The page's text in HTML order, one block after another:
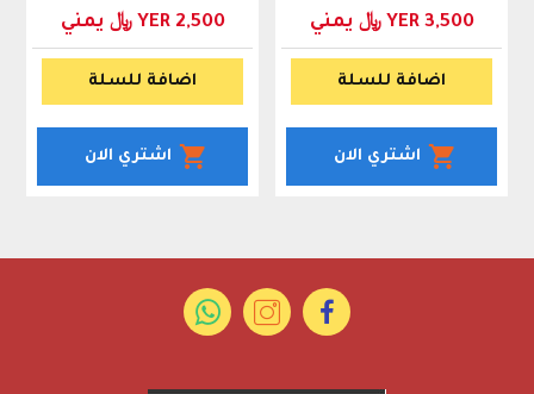
YER 3,500 ﷼ يمني
اضافة للسلة
اشتري الان
YER 2,500 ﷼ يمني
اضافة للسلة
اشتري الان